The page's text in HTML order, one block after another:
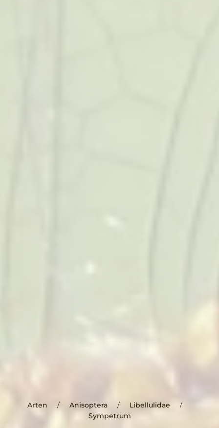
Arten Anisoptera
Libellulidae
Sympetrum